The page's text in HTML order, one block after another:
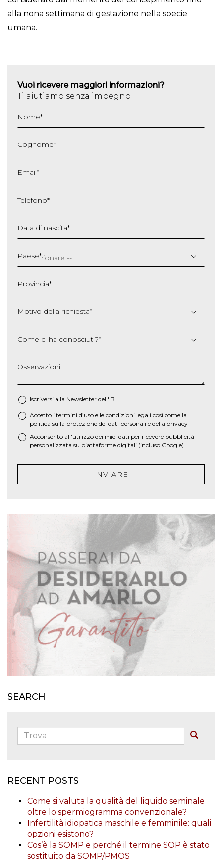
alla nona settimana di gestazione nella specie
umana.
Vuoi ricevere maggiori informazioni?
Ti aiutiamo senza impegno
Nome*
Cognome*
Email*
Telefono*
Data di nascita*
slash
MM
AAAA
Paese*
Provincia*
Motivo della richiesta*
Come ci ha conosciuti?*
Osservazioni
Iscriversi alla Newsletter dell'IB
* Accetto i termini d’uso e le condizioni legali così come la
politica sulla protezione dei dati personali e della privacy
Acconsento all'utilizzo dei miei dati per ricevere pubblicità
personalizzata su piattaforme digitali (incluso Google)
INVIARE
SEARCH
Trova:
RECENT POSTS
Come si valuta la qualità del liquido seminale
oltre lo spermiogramma convenzionale?
Infertilità idiopatica maschile e femminile: quali
opzioni esistono?
Cos’è la SOMP e perché il termine SOP è stato
sostituito da SOMP/PMOS